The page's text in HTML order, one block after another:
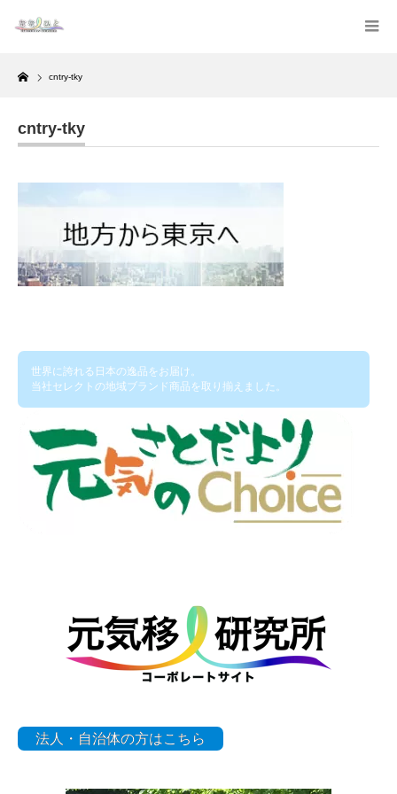
Home
cntry-tky
cntry-tky
世界に誇れる日本の逸品をお届け。
当社セレクトの地域ブランド商品を取り揃えました。
法人・自治体の方はこちら